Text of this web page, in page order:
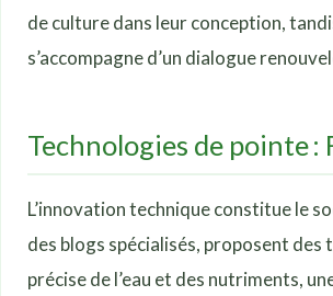
de culture dans leur conception,
s’accompagne d’un dialogue
Technologies de pointe
L’innovation technique constitue le
des blogs spécialisés, proposent
précise de l’eau et des nutriments,